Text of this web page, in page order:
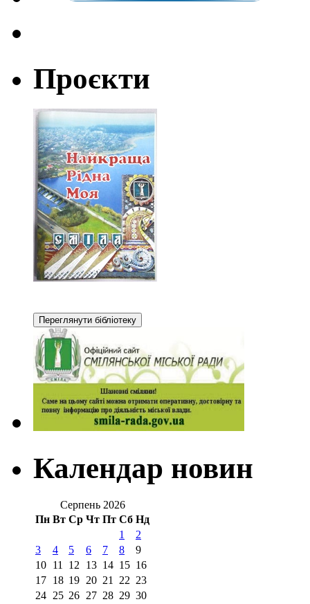
Проєкти
Календар новин
Серпень 2026
Пн Вт Ср Чт Пт Сб Нд
1
2
3
4 5 6 7 8
9
10 11 12 13 14 15 16
17 18 19 20 21 22 23
24 25 26 27 28 29 30